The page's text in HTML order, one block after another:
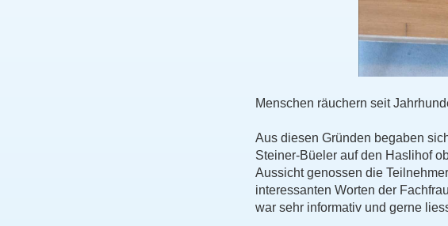
Menschen räuchern seit
Aus diesen Gründen begaben
Steiner-Büeler auf den Haslihof
Aussicht genossen die
interessanten Worten der
war sehr informativ und gerne